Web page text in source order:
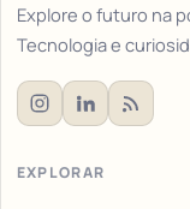
Explore o futuro na
Tecnologia e
EXPLORAR